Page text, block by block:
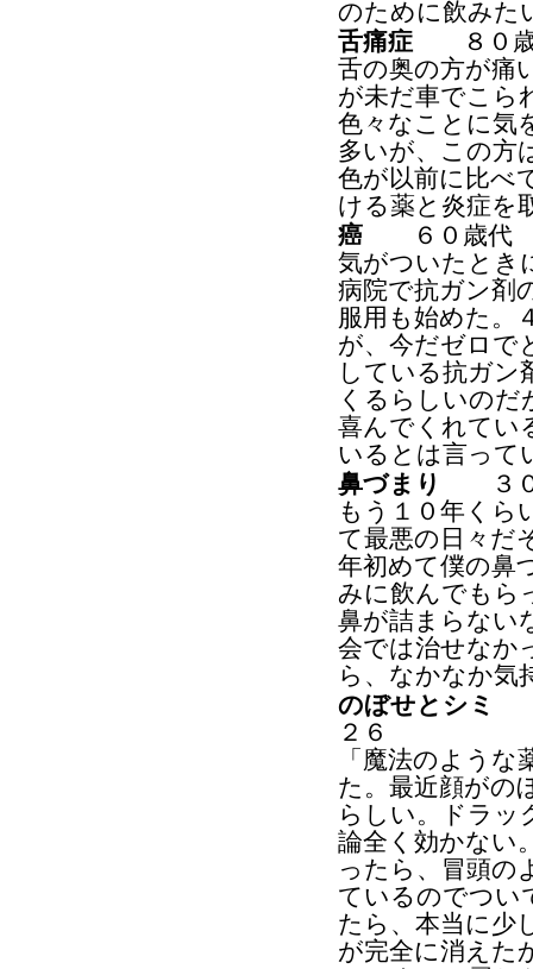
のために飲みた
舌痛症 ８０歳
舌の奥の方が痛
が未だ車でこら
色々なことに気
多いが、この方
色が以前に比べ
ける薬と炎症を
癌 ６０歳代
気がついたとき
病院で抗ガン剤
服用も始めた。
が、今だゼロで
している抗ガン
くるらしいのだ
喜んでくれてい
いるとは言って
鼻づまり
３０
もう１０年くら
て最悪の日々だ
年初めて僕の鼻
みに飲んでもら
鼻が詰まらない
会では治せなか
ら、なかなか気
のぼせとシミ
２６
「魔法のよう
た。最近顔がの
らしい。ドラッ
論全く効かない
ったら、冒頭の
ているのでつい
たら、本当に少
が完全に消えた